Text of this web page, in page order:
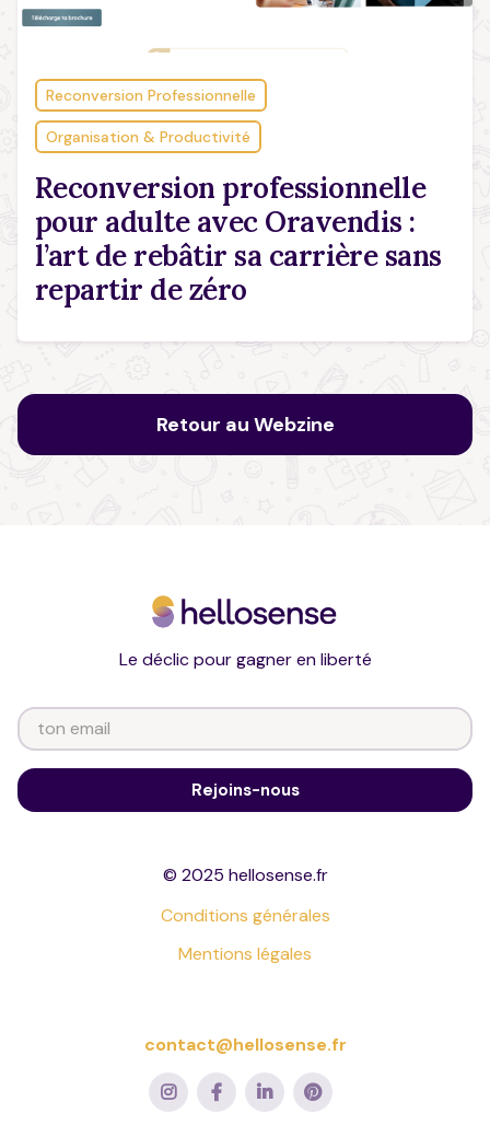
Reconversion Professionnelle
Organisation & Productivité
Reconversion professionnelle
pour adulte avec Oravendis :
l’art de rebâtir sa carrière sans
repartir de zéro
Retour au Webzine
© 2025 hellosense.fr
Conditions générales
Mentions légales
Le déclic pour gagner en liberté
contact@hellosense.fr
   